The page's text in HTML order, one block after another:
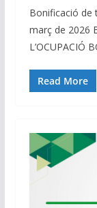
Bonificació de
març de 2026
L’OCUPACIÓ
Read More